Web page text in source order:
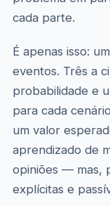
cada parte.
É apenas isso:
eventos. Três a
probabilidade e
para cada
um valor
aprendizado de
opiniões — mas,
explícitas e